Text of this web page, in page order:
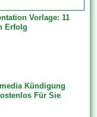
Vorlage: 11
Erfolg
Kündigung
Für Sie